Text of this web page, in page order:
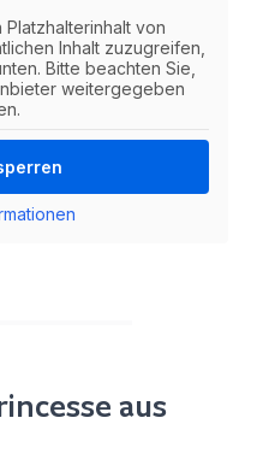
von
Inhalt zuzugreifen,
Bitte beachten Sie,
weitergegeben
aus